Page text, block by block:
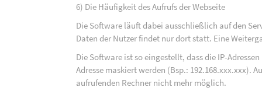
6) Die Häufigkeit des Aufrufs der Webseite
Die Software läuft dabei ausschließlich auf den
Daten der Nutzer findet nur dort statt. Eine
Die Software ist so eingestellt, dass die IP-
Adresse maskiert werden (Bsp.: 192.168.xxx.xxx).
aufrufenden Rechner nicht mehr möglich.